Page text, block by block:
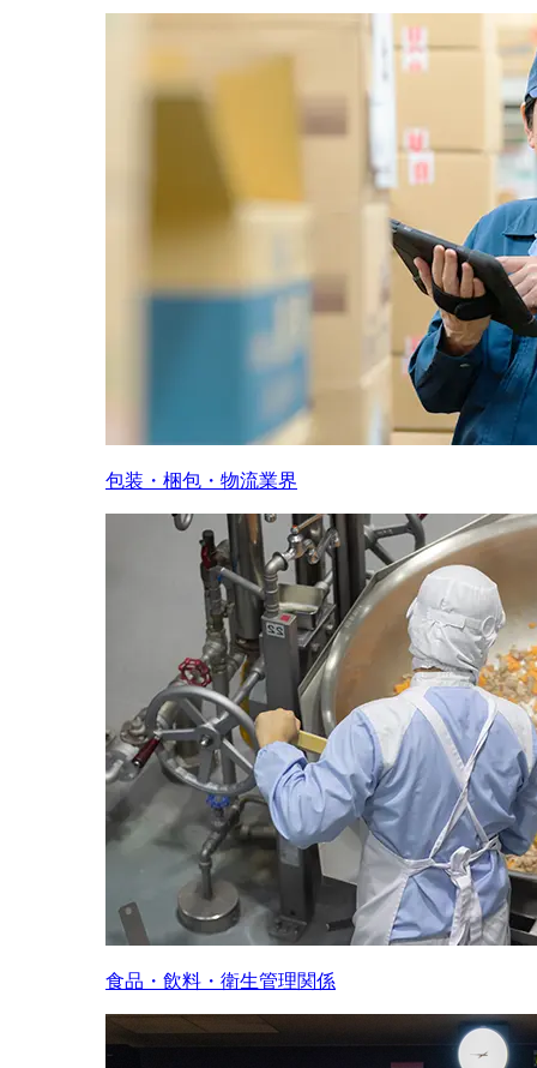
包装・梱包・物流業界
食品・飲料・衛生管理関係